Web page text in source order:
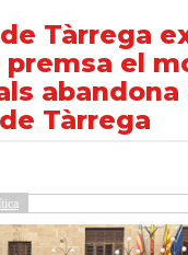
de Tàrrega
premsa el
abandona
Tàrrega